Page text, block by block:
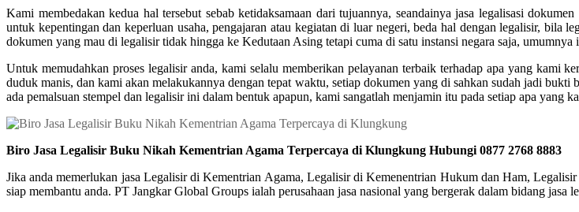
Kami membedakan kedua hal tersebut sebab ketidaksamaan dari tujuannya, seandainya jasa legalisasi
untuk kepentingan dan keperluan usaha, pengajaran atau kegiatan di luar negeri, beda hal dengan legalisir, bila
dokumen yang mau di legalisir tidak hingga ke Kedutaan Asing tetapi cuma di satu instansi negara saja,
Untuk memudahkan proses legalisir anda, kami selalu memberikan pelayanan terbaik terhadap apa yang kami
duduk manis, dan kami akan melakukannya dengan tepat waktu, setiap dokumen yang di sahkan sudah jadi
ada pemalsuan stempel dan legalisir ini dalam bentuk apapun, kami sangatlah menjamin itu pada setiap apa yang
Biro Jasa Legalisir Buku Nikah Kementrian Agama Terpercaya di Klungkung Hubungi 0877 2768 8883
Jika anda memerlukan jasa Legalisir di Kementrian Agama, Legalisir di Kemenentrian Hukum dan Ham,
siap membantu anda. PT Jangkar Global Groups ialah perusahaan jasa nasional yang bergerak dalam bidang jasa